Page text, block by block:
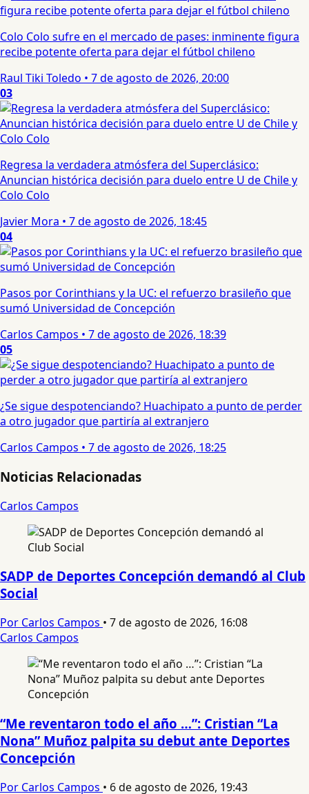
Colo Colo sufre en el mercado de pases: inminente figura
recibe potente oferta para dejar el fútbol chileno
Raul Tiki Toledo • 7 de agosto de 2026, 20:00
03
Regresa la verdadera atmósfera del Superclásico:
Anuncian histórica decisión para duelo entre U de Chile y
Colo Colo
Javier Mora • 7 de agosto de 2026, 18:45
04
Pasos por Corinthians y la UC: el refuerzo brasileño que
sumó Universidad de Concepción
Carlos Campos • 7 de agosto de 2026, 18:39
05
¿Se sigue despotenciando? Huachipato a punto de perder
a otro jugador que partiría al extranjero
Carlos Campos • 7 de agosto de 2026, 18:25
Noticias Relacionadas
Carlos Campos
SADP de Deportes Concepción demandó al Club
Social
Por Carlos Campos • 7 de agosto de 2026, 16:08
Carlos Campos
“Me reventaron todo el año …”: Cristian “La
Nona” Muñoz palpita su debut ante Deportes
Concepción
Por Carlos Campos • 6 de agosto de 2026, 19:43